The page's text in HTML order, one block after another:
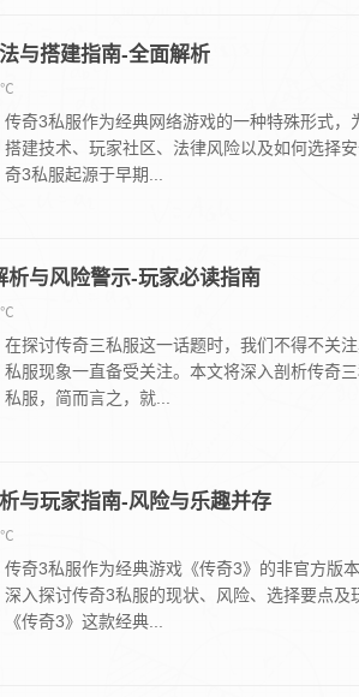
与搭建指南-全面解析
℃
传奇3私服作为经典网络游戏的一种特殊形式
搭建技术、玩家社区、法律风险以及如何选择
奇3私服起源于早期...
析与风险警示-玩家必读指南
℃
在探讨传奇三私服这一话题时，我们不得不关
私服现象一直备受关注。本文将深入剖析传奇
私服，简而言之，就...
与玩家指南-风险与乐趣并存
℃
传奇3私服作为经典游戏《传奇3》的非官方版
深入探讨传奇3私服的现状、风险、选择要点
《传奇3》这款经典...